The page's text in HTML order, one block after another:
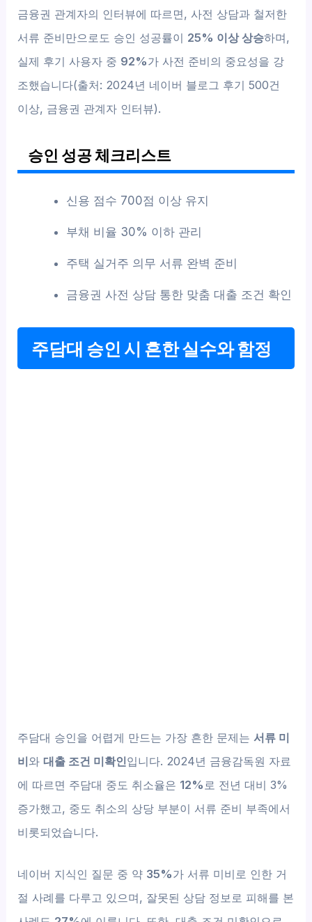
금융권 관계자의 인터뷰에 따르면, 사전 상담과 철저한
서류 준비만으로도 승인 성공률이 25% 이상 상승하며,
실제 후기 사용자 중 92%가 사전 준비의 중요성을 강
조했습니다(출처: 2024년 네이버 블로그 후기 500건
이상, 금융권 관계자 인터뷰).
승인 성공 체크리스트
신용 점수 700점 이상 유지
부채 비율 30% 이하 관리
주택 실거주 의무 서류 완벽 준비
금융권 사전 상담 통한 맞춤 대출 조건 확인
주담대 승인 시 흔한 실수와 함정
주담대 승인을 어렵게 만드는 가장 흔한 문제는서류 미
비와대출 조건 미확인입니다. 2024년 금융감독원 자료
에 따르면 주담대 중도 취소율은 12%로 전년 대비 3%
증가했고, 중도 취소의 상당 부분이 서류 준비 부족에서
비롯되었습니다.
네이버 지식인 질문 중 약 35%가 서류 미비로 인한 거
절 사례를 다루고 있으며, 잘못된 상담 정보로 피해를 본